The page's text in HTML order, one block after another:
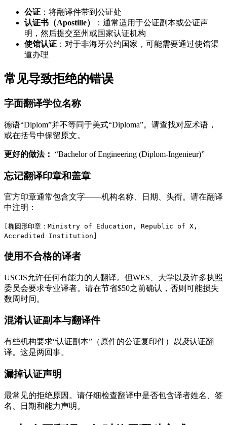
公证 ：将翻译件带到公证处
认证书（Apostille）
：通常适用于公证副本或公证声
明，然后提交至州或国家认证机构
使馆认证 ：对于非海牙公约国家，可能需要通过使馆渠
道办理
常见导致拒绝的错误
字面翻译学位名称
德语“Diplom”并不等同于美式“Diploma”。请查找对应术语，
或在括号中保留原文。
更好的做法： “Bachelor of Engineering (Diplom-Ingenieur)”
忘记翻译印章和盖章
官方印章通常包含文字——机构名称、日期、头衔。请在翻译
中注明：
[椭圆形印章：Ministry of Education, Republic of X,
Accredited Institution]
使用不合格的译者
USCIS允许任何有能力的人翻译。但WES、大学以及许多执照
委员会要求专业译者。请在节省$50之前确认，否则可能损失
数周时间。
混淆认证副本与翻译件
有些机构要求“认证副本”（原件的公证复印件） 以及认证翻
译。这是两回事。
漏掉认证声明
最常见的拒绝原因。请仔细检查翻译中是否包含译者姓名、签
名、日期和能力声明。